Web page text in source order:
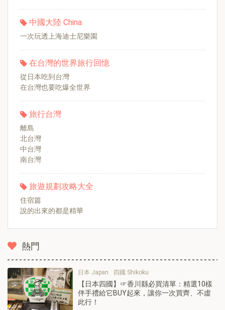
中國大陸 China
一次玩透上海迪士尼樂園
在台灣的世界旅行回憶
從日本吃到台灣
在台灣也要吃爆全世界
旅行台灣
離島
北台灣
中台灣
南台灣
旅遊規劃攻略大全
住宿篇
說的出來的都是精華
熱門
日本 Japan 四國 Shikoku
【日本四國】☞香川縣必買清單：精選10樣
伴手禮給它BUY起來，讓你一次買齊、不虛
此行！